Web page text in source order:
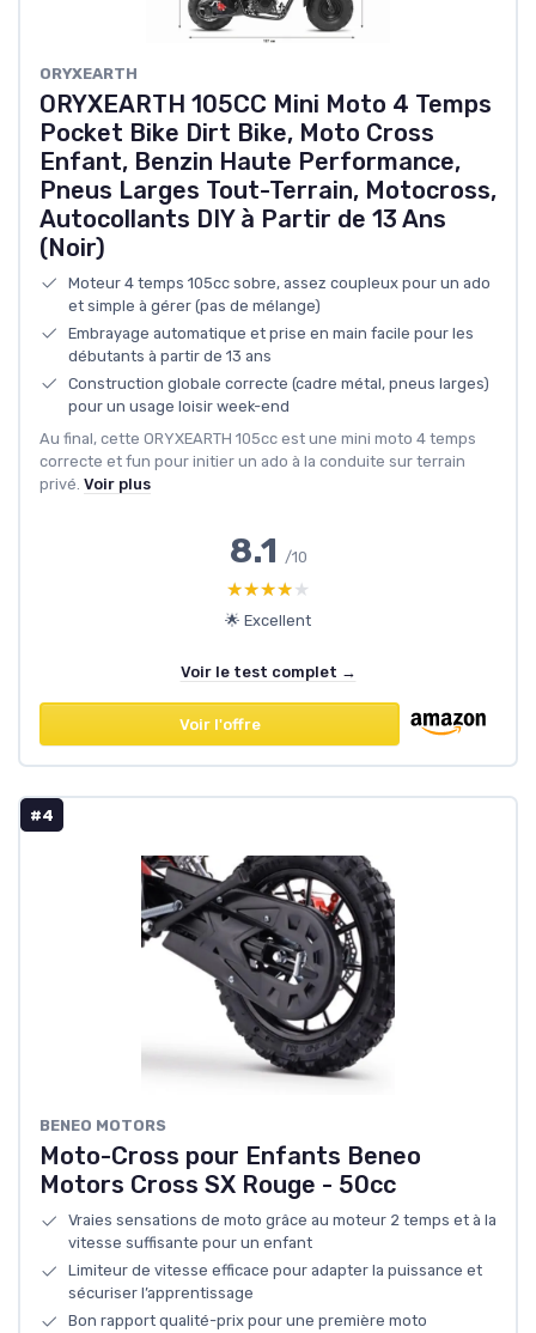
‎ORYXEARTH
ORYXEARTH 105CC Mini Moto 4 Temps
Pocket Bike Dirt Bike, Moto Cross
Enfant, Benzin Haute Performance,
Pneus Larges Tout-Terrain, Motocross,
Autocollants DIY à Partir de 13 Ans
(Noir)
Moteur 4 temps 105cc sobre, assez coupleux pour un ado
et simple à gérer (pas de mélange)
Embrayage automatique et prise en main facile pour les
débutants à partir de 13 ans
Construction globale correcte (cadre métal, pneus larges)
pour un usage loisir week-end
Au final, cette ORYXEARTH 105cc est une mini moto 4 temps
correcte et fun pour initier un ado à la conduite sur terrain
privé. Voir plus
8.1 /10
★★★★★
★★★★★
🌟 Excellent
Voir le test complet →
Voir l'offre
#4
BENEO MOTORS
Moto-Cross pour Enfants Beneo
Motors Cross SX Rouge - 50cc
Vraies sensations de moto grâce au moteur 2 temps et à la
vitesse suffisante pour un enfant
Limiteur de vitesse efficace pour adapter la puissance et
sécuriser l’apprentissage
Bon rapport qualité-prix pour une première moto